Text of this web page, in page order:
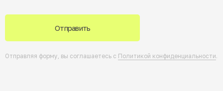
Отправить
Отправляя форму, вы соглашаетесь с Политикой конфиденциальности.